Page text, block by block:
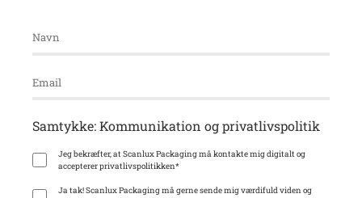
Samtykke: Kommunikation og privatlivspolitik
Jeg bekræfter, at Scanlux Packaging må kontakte mig digitalt og
accepterer privatlivspolitikken*
Ja tak! Scanlux Packaging må gerne sende mig værdifuld viden og